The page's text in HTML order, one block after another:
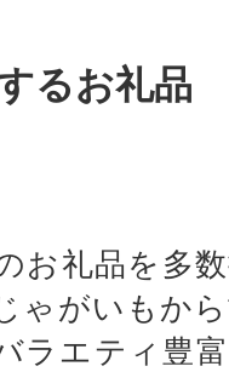
るお礼品
お礼品を多
ゃがいもか
ラエティ豊